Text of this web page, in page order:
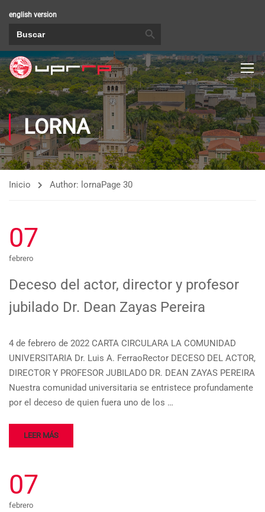
english version
LORNA
Inicio Author: lornaPage 30
07
febrero
Deceso del actor, director y profesor
jubilado Dr. Dean Zayas Pereira
4 de febrero de 2022 CARTA CIRCULARA LA COMUNIDAD
UNIVERSITARIA Dr. Luis A. FerraoRector DECESO DEL ACTOR,
DIRECTOR Y PROFESOR JUBILADO DR. DEAN ZAYAS PEREIRA
Nuestra comunidad universitaria se entristece profundamente
por el deceso de quien fuera uno de los …
LEER MÁS
07
febrero